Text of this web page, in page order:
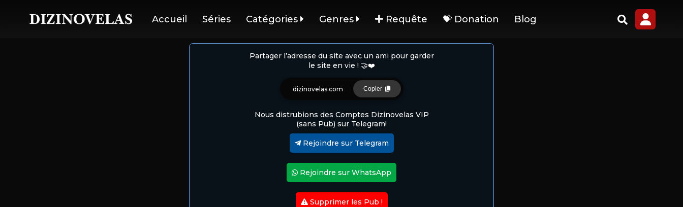
Accueil Séries Catégories Genres Requête 💝 Donation Blog
Partager l’adresse du site avec un ami pour garder
le site en vie ! 🤝❤️
dizinovelas.com Copier
Nous distrubions des Comptes Dizinovelas VIP
(sans Pub) sur Telegram!
Rejoindre sur Telegram
Rejoindre sur WhatsApp
Supprimer les Pub !